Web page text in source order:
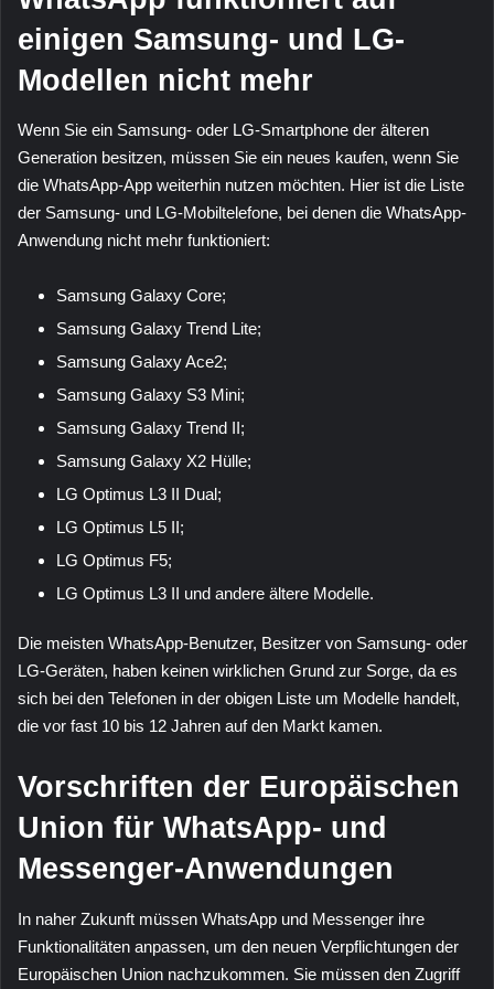
einigen Samsung- und LG-
Modellen nicht mehr
Wenn Sie ein Samsung- oder LG-Smartphone der älteren
Generation besitzen, müssen Sie ein neues kaufen, wenn Sie
die WhatsApp-App weiterhin nutzen möchten. Hier ist die Liste
der Samsung- und LG-Mobiltelefone, bei denen die WhatsApp-
Anwendung nicht mehr funktioniert:
Samsung Galaxy Core;
Samsung Galaxy Trend Lite;
Samsung Galaxy Ace2;
Samsung Galaxy S3 Mini;
Samsung Galaxy Trend II;
Samsung Galaxy X2 Hülle;
LG Optimus L3 II Dual;
LG Optimus L5 II;
LG Optimus F5;
LG Optimus L3 II und andere ältere Modelle.
Die meisten WhatsApp-Benutzer, Besitzer von Samsung- oder
LG-Geräten, haben keinen wirklichen Grund zur Sorge, da es
sich bei den Telefonen in der obigen Liste um Modelle handelt,
die vor fast 10 bis 12 Jahren auf den Markt kamen.
Vorschriften der Europäischen
Union für WhatsApp- und
Messenger-Anwendungen
In naher Zukunft müssen WhatsApp und Messenger ihre
Funktionalitäten anpassen, um den neuen Verpflichtungen der
Europäischen Union nachzukommen. Sie müssen den Zugriff